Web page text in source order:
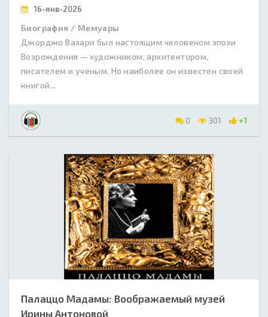
16-янв-2026
Биография / Мемуары
Джорджо Вазари был настоящим человеком эпохи
Возрождения — художником, архитектором,
писателем и ученым. Но наиболее он известен своей
книгой...
0 301 +1
Палаццо Мадамы: Воображаемый музей
Ирины Антоновой